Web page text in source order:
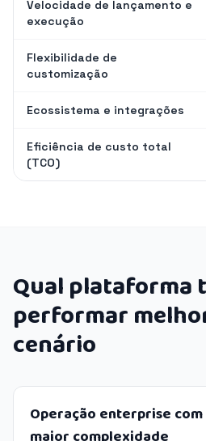
Velocidade de lançamento e
execução
Flexibilidade de
customização
Ecossistema e integrações
Eficiência de custo total
(TCO)
Qual plataforma
performar
cenário
Operação enterprise